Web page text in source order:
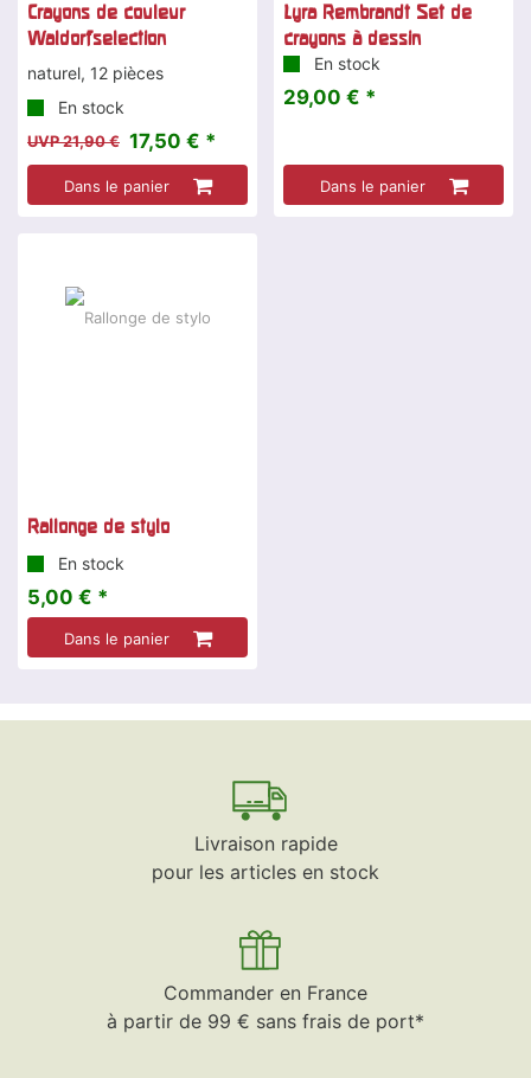
Crayons de couleur
Waldorfselection
naturel, 12 pièces
En stock
UVP 21,90 € 17,50 € *
Dans le panier
Lyra Rembrandt Set de
crayons à dessin
En stock
29,00 € *
Dans le panier
Rallonge de stylo
En stock
5,00 € *
Dans le panier
Livraison rapide
pour les articles en stock
Commander en France
à partir de 99 € sans frais de port*